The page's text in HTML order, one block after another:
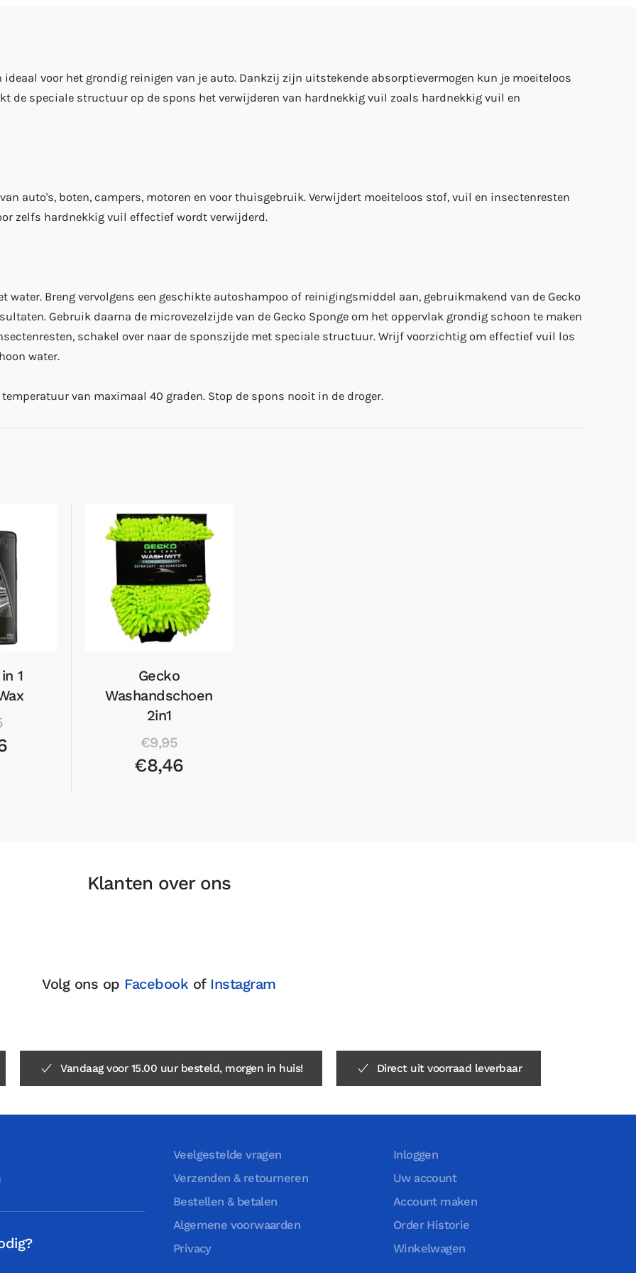
voor het grondig reinigen van je auto. Dankzij zijn uitstekende absorptievermogen kun je moeiteloos
de speciale structuur op de spons het verwijderen van hardnekkig vuil zoals hardnekkig vuil en
auto's, boten, campers, motoren en voor thuisgebruik. Verwijdert moeiteloos stof, vuil en insectenresten
zelfs hardnekkig vuil effectief wordt verwijderd.
water. Breng vervolgens een geschikte autoshampoo of reinigingsmiddel aan, gebruikmakend van de Gecko
Gebruik daarna de microvezelzijde van de Gecko Sponge om het oppervlak grondig schoon te maken
schakel over naar de sponszijde met speciale structuur. Wrijf voorzichtig om effectief vuil los
water.
van maximaal 40 graden. Stop de spons nooit in de droger.
1
Gecko
Washandschoen
2in1
€9,95
€8,46
Klanten over ons
Volg ons op Facebook of Instagram
Vandaag voor 15.00 uur besteld, morgen in huis! Direct uit voorraad leverbaar
Veelgestelde vragen
Verzenden & retourneren
Bestellen & betalen
Algemene voorwaarden
Privacy
Inloggen
Uw account
Account maken
Order Historie
Winkelwagen